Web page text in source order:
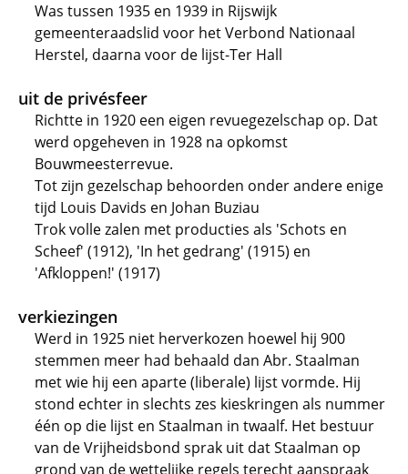
Was tussen 1935 en 1939 in Rijswijk
gemeenteraadslid voor het Verbond Nationaal
Herstel, daarna voor de lijst-Ter Hall
uit de privésfeer
Richtte in 1920 een eigen revuegezelschap op. Dat
werd opgeheven in 1928 na opkomst
Bouwmeesterrevue.
Tot zijn gezelschap behoorden onder andere enige
tijd Louis Davids en Johan Buziau
Trok volle zalen met producties als 'Schots en
Scheef' (1912), 'In het gedrang' (1915) en
'Afkloppen!' (1917)
verkiezingen
Werd in 1925 niet herverkozen hoewel hij 900
stemmen meer had behaald dan Abr. Staalman
met wie hij een aparte (liberale) lijst vormde. Hij
stond echter in slechts zes kieskringen als nummer
één op die lijst en Staalman in twaalf. Het bestuur
van de Vrijheidsbond sprak uit dat Staalman op
grond van de wettelijke regels terecht aanspraak